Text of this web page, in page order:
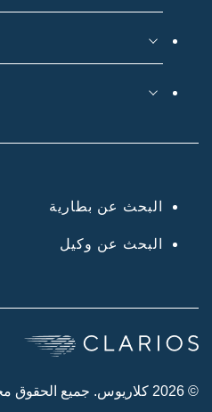
البحث عن بطارية
البحث عن وكيل
© 2026 كلاريوس. جميع الحقوق محفوظة.